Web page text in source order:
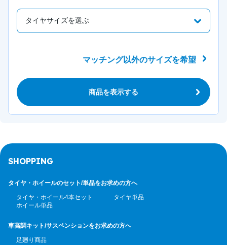
マッチング以外のサイズを希望
商品を表示する
SHOPPING
タイヤ・ホイールのセット/単品をお求めの方へ
タイヤ・ホイール4本セット
タイヤ単品
ホイール単品
車高調キット/サスペンションをお求めの方へ
足廻り商品